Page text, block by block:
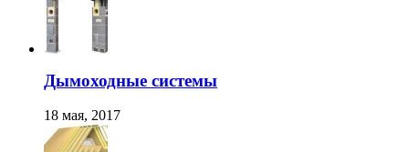
Дымоходные системы
18 мая, 2017